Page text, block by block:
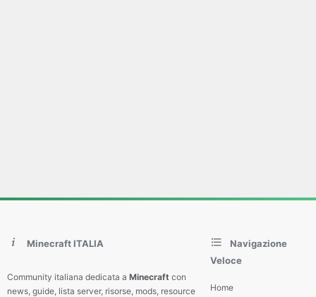
Minecraft ITALIA
Community italiana dedicata a Minecraft con
news, guide, lista server, risorse, mods, resource
Navigazione
Veloce
Home